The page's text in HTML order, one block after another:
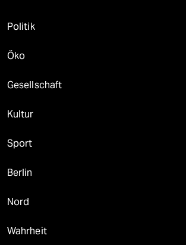
Politik
Öko
Gesellschaft
Kultur
Sport
Berlin
Nord
Wahrheit